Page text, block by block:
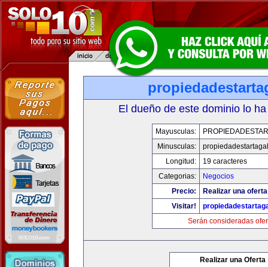
El dueño de este dominio lo
Mayusculas:
Minusculas:
Longitud:
19 caracteres
Categorias:
Negocios
Precio:
Realizar una
Visitar!
Serán consideradas
Realizar una Oferta